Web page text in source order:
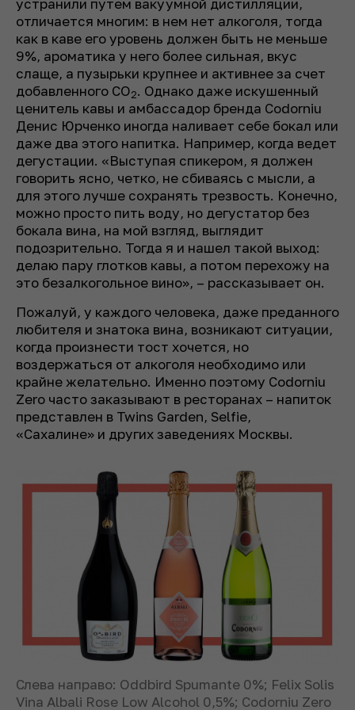
отличается многим: в нем нет алкоголя, тогда
как в каве его уровень должен быть не меньше
9%, ароматика у него более сильная, вкус
слаще, а пузырьки крупнее и активнее за счет
добавленного CO2. Однако даже искушенный
ценитель кавы и амбассадор бренда Codorniu
Денис Юрченко иногда наливает себе бокал или
даже два этого напитка. Например, когда ведет
дегустации. «Выступая спикером, я должен
говорить ясно, четко, не сбиваясь с мысли, а
для этого лучше сохранять трезвость. Конечно,
можно просто пить воду, но дегустатор без
бокала вина, на мой взгляд, выглядит
подозрительно. Тогда я и нашел такой выход:
делаю пару глотков кавы, а потом перехожу на
это безалкогольное вино», – рассказывает он.
Пожалуй, у каждого человека, даже преданного
любителя и знатока вина, возникают ситуации,
когда произнести тост хочется, но
воздержаться от алкоголя необходимо или
крайне желательно. Именно поэтому Codorniu
Zero часто заказывают в ресторанах – напиток
представлен в Twins Garden, Selfie,
«Сахалине» и других заведениях Москвы.
Слева направо: Oddbird Spumante 0%; Felix Solis
Vina Albali Rose Low Alcohol 0,5%; Codorniu Zero